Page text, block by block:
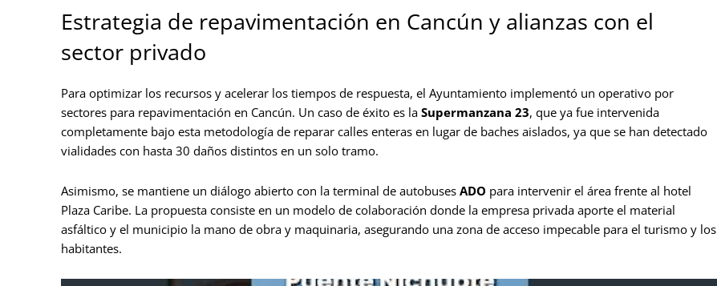
Estrategia de repavimentación en Cancún y alianzas con el
sector privado
Para optimizar los recursos y acelerar los tiempos de respuesta, el Ayuntamiento implementó un operativo por
sectores para repavimentación en Cancún. Un caso de éxito es la Supermanzana 23, que ya fue intervenida
completamente bajo esta metodología de reparar calles enteras en lugar de baches aislados, ya que se han detectado
vialidades con hasta 30 daños distintos en un solo tramo.
Asimismo, se mantiene un diálogo abierto con la terminal de autobuses ADO para intervenir el área frente al hotel
Plaza Caribe. La propuesta consiste en un modelo de colaboración donde la empresa privada aporte el material
asfáltico y el municipio la mano de obra y maquinaria, asegurando una zona de acceso impecable para el turismo y los
habitantes.